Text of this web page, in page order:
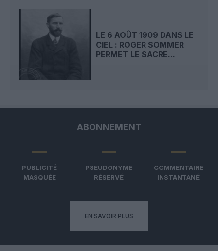
LE 6 AOÛT 1909 DANS LE
CIEL : ROGER SOMMER
PERMET LE SACRE...
ABONNEMENT
PUBLICITÉ
MASQUÉE
PSEUDONYME
RÉSERVÉ
COMMENTAIRE
INSTANTANÉ
EN SAVOIR PLUS